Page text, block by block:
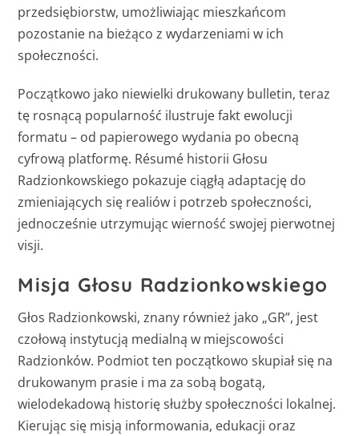
przedsiębiorstw, umożliwiając mieszkańcom
pozostanie na bieżąco z wydarzeniami w ich
społeczności.
Początkowo jako niewielki drukowany bulletin, teraz
tę rosnącą popularność ilustruje fakt ewolucji
formatu – od papierowego wydania po obecną
cyfrową platformę. Résumé historii Głosu
Radzionkowskiego pokazuje ciągłą adaptację do
zmieniających się realiów i potrzeb społeczności,
jednocześnie utrzymując wierność swojej pierwotnej
visji.
Misja Głosu Radzionkowskiego
Głos Radzionkowski, znany również jako „GR”, jest
czołową instytucją medialną w miejscowości
Radzionków. Podmiot ten początkowo skupiał się na
drukowanym prasie i ma za sobą bogatą,
wielodekadową historię służby społeczności lokalnej.
Kierując się misją informowania, edukacji oraz